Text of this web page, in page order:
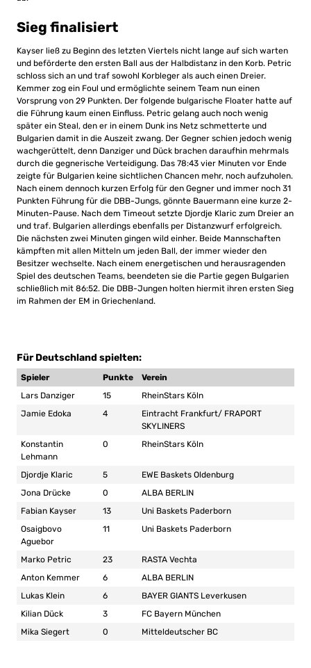
Sieg finalisiert
Kayser ließ zu Beginn des letzten Viertels nicht lange auf sich warten
und beförderte den ersten Ball aus der Halbdistanz in den Korb. Petric
schloss sich an und traf sowohl Korbleger als auch einen Dreier.
Kemmer zog ein Foul und ermöglichte seinem Team nun einen
Vorsprung von 29 Punkten. Der folgende bulgarische Floater hatte auf
die Führung kaum einen Einfluss. Petric gelang auch noch wenig
später ein Steal, den er in einem Dunk ins Netz schmetterte und
Bulgarien damit in die Auszeit zwang. Der Gegner schien jedoch wenig
wachgerüttelt, denn Danziger und Dück brachen daraufhin mehrmals
durch die gegnerische Verteidigung. Das 78:43 vier Minuten vor Ende
zeigte für Bulgarien keine sichtlichen Chancen mehr, noch aufzuholen.
Nach einem dennoch kurzen Erfolg für den Gegner und immer noch 31
Punkten Führung für die DBB-Jungs, gönnte Bauermann eine kurze 2-
Minuten-Pause. Nach dem Timeout setzte Djordje Klaric zum Dreier an
und traf. Bulgarien allerdings ebenfalls per Distanzwurf erfolgreich.
Die nächsten zwei Minuten gingen wild einher. Beide Mannschaften
kämpften mit allen Mitteln um jeden Ball, der immer wieder den
Besitzer wechselte. Nach einem energetischen und herausragenden
Spiel des deutschen Teams, beendeten sie die Partie gegen Bulgarien
schließlich mit 86:52. Die DBB-Jungen holten hiermit ihren ersten Sieg
im Rahmen der EM in Griechenland.
Für Deutschland spielten:
Spieler Punkte
Verein
Lars Danziger
15
RheinStars Köln
Jamie Edoka
4
Eintracht Frankfurt/ FRAPORT
SKYLINERS
Konstantin
Lehmann
0 RheinStars Köln
Djordje Klaric 5
EWE Baskets Oldenburg
Jona Drücke
0
ALBA BERLIN
Fabian Kayser
13
Uni Baskets Paderborn
Osaigbovo
Aguebor
11 Uni Baskets Paderborn
Marko Petric 23
RASTA Vechta
Anton Kemmer
6
ALBA BERLIN
Lukas Klein
6
BAYER GIANTS Leverkusen
Kilian Dück
3
FC Bayern München
Mika Siegert
0 Mitteldeutscher BC